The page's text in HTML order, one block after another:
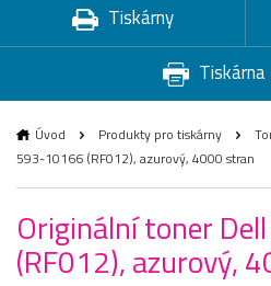
Tiskárny
Úvod Produkty pro tiskárny
593-10166 (RF012), azurový, 4000 stran
Originální toner
(RF012), azurový,